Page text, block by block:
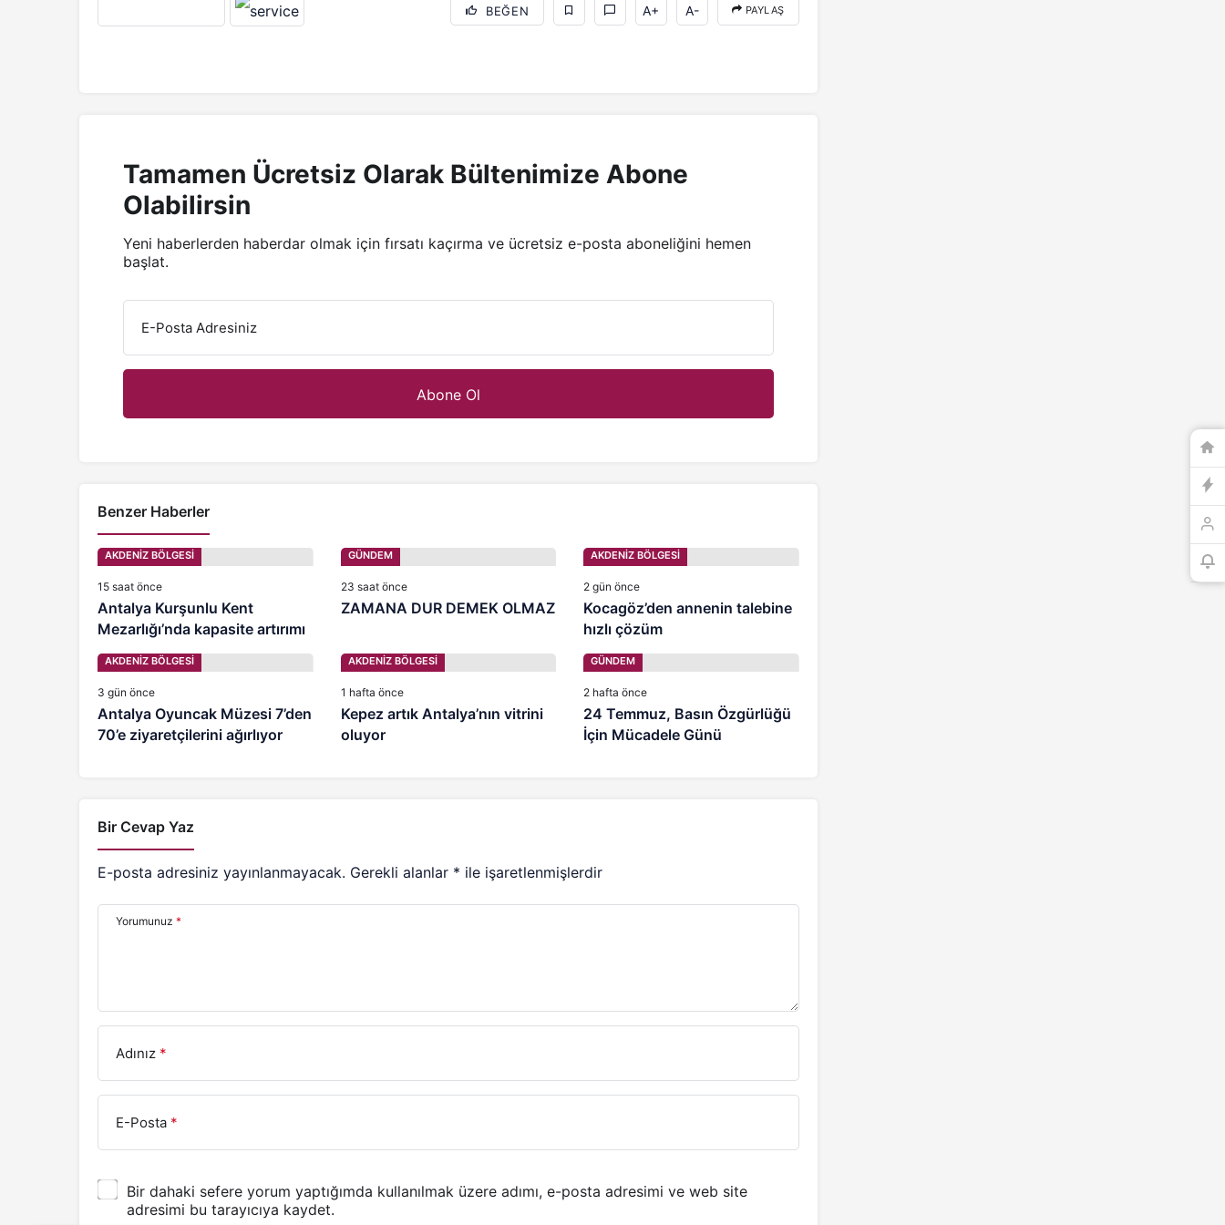
BEĞEN A+ A- PAYLAŞ
Tamamen Ücretsiz Olarak Bültenimize Abone
Olabilirsin
Yeni haberlerden haberdar olmak için fırsatı kaçırma ve ücretsiz e-posta aboneliğini hemen
başlat.
E-Posta Adresiniz
Benzer Haberler
AKDENİZ BÖLGESİ
15 saat önce
Antalya Kurşunlu Kent
Mezarlığı’nda kapasite artırımı
GÜNDEM
23 saat önce
ZAMANA DUR DEMEK OLMAZ
AKDENİZ BÖLGESİ
2 gün önce
Kocagöz’den annenin talebine
hızlı çözüm
AKDENİZ BÖLGESİ
3 gün önce
Antalya Oyuncak Müzesi 7’den
70’e ziyaretçilerini ağırlıyor
AKDENİZ BÖLGESİ
1 hafta önce
Kepez artık Antalya’nın vitrini
oluyor
GÜNDEM
2 hafta önce
24 Temmuz, Basın Özgürlüğü
İçin Mücadele Günü
Bir Cevap Yaz
E-posta adresiniz yayınlanmayacak. Gerekli alanlar * ile işaretlenmişlerdir
Yorumunuz *
Adınız *
E-Posta *
Bir dahaki sefere yorum yaptığımda kullanılmak üzere adımı, e-posta adresimi ve web site
adresimi bu tarayıcıya kaydet.